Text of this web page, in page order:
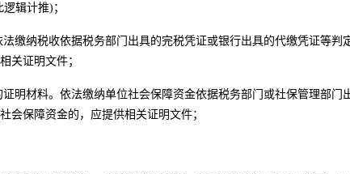
辑计推)；
缴纳税收依据税务部门出具的完税凭证或银行出具的代缴凭证等判
关证明文件；
明材料。依法缴纳单位社会保障资金依据税务部门或社保管理部门
会保障资金的，应提供相关证明文件；